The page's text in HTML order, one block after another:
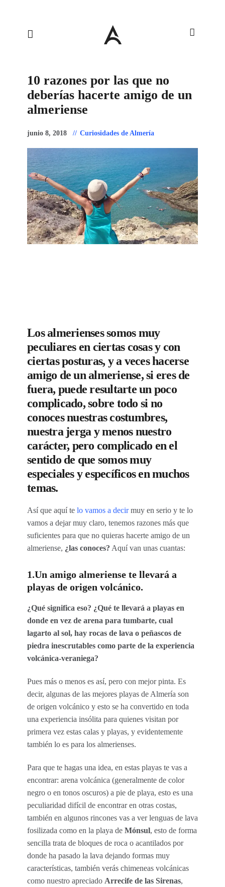
10 razones por las que no
deberías hacerte amigo de un
almeriense
junio 8, 2018 Curiosidades de Almería
Los almerienses somos muy
peculiares en ciertas cosas y con
ciertas posturas, y a veces hacerse
amigo de un almeriense, si eres de
fuera, puede resultarte un poco
complicado, sobre todo si no
conoces nuestras costumbres,
nuestra jerga y menos nuestro
carácter, pero complicado en el
sentido de que somos muy
especiales y específicos en muchos
temas.
Así que aquí te lo vamos a decirmuy en serio y te lo
vamos a dejar muy claro, tenemos razones más que
suficientes para que no quieras hacerte amigo de un
almeriense, ¿las conoces? Aquí van unas cuantas:
1.Un amigo almeriense te llevará a
playas de origen volcánico.
¿Qué significa eso? ¿Qué te llevará a playas en
donde en vez de arena para tumbarte, cual
lagarto al sol, hay rocas de lava o peñascos de
piedra inescrutables como parte de la experiencia
volcánica-veraniega?
Pues más o menos es así, pero con mejor pinta. Es
decir, algunas de las mejores playas de Almería son
de origen volcánico y esto se ha convertido en toda
una experiencia insólita para quienes visitan por
primera vez estas calas y playas, y evidentemente
también lo es para los almerienses.
Para que te hagas una idea, en estas playas te vas a
encontrar: arena volcánica (generalmente de color
negro o en tonos oscuros) a pie de playa, esto es una
peculiaridad difícil de encontrar en otras costas,
también en algunos rincones vas a ver lenguas de lava
fosilizada como en la playa de Mónsul, esto de forma
sencilla trata de bloques de roca o acantilados por
donde ha pasado la lava dejando formas muy
características, también verás chimeneas volcánicas
como nuestro apreciado Arrecife de las Sirenas,